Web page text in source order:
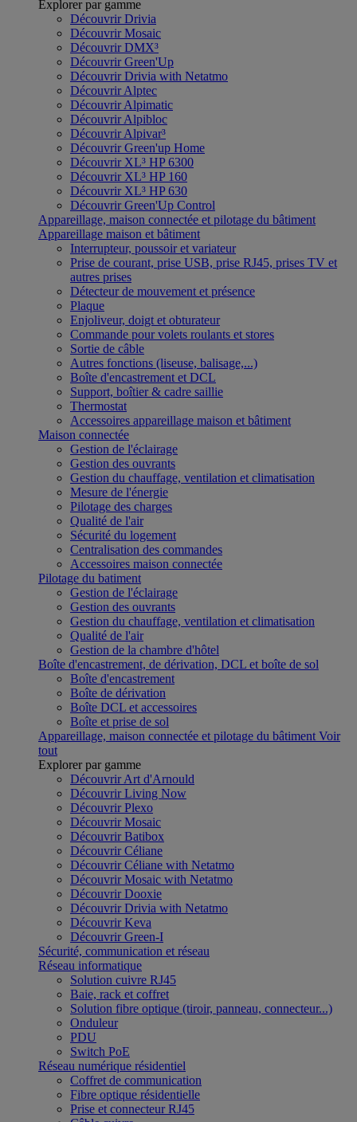
Explorer par gamme
Découvrir Drivia
Découvrir Mosaic
Découvrir DMX³
Découvrir Green'Up
Découvrir Drivia with Netatmo
Découvrir Alptec
Découvrir Alpimatic
Découvrir Alpibloc
Découvrir Alpivar³
Découvrir Green'up Home
Découvrir XL³ HP 6300
Découvrir XL³ HP 160
Découvrir XL³ HP 630
Découvrir Green'Up Control
Appareillage, maison connectée et pilotage du bâtiment
Appareillage maison et bâtiment
Interrupteur, poussoir et variateur
Prise de courant, prise USB, prise RJ45, prises TV et
autres prises
Détecteur de mouvement et présence
Plaque
Enjoliveur, doigt et obturateur
Commande pour volets roulants et stores
Sortie de câble
Autres fonctions (liseuse, balisage,...)
Boîte d'encastrement et DCL
Support, boîtier & cadre saillie
Thermostat
Accessoires appareillage maison et bâtiment
Maison connectée
Gestion de l'éclairage
Gestion des ouvrants
Gestion du chauffage, ventilation et climatisation
Mesure de l'énergie
Pilotage des charges
Qualité de l'air
Sécurité du logement
Centralisation des commandes
Accessoires maison connectée
Pilotage du batiment
Gestion de l'éclairage
Gestion des ouvrants
Gestion du chauffage, ventilation et climatisation
Qualité de l'air
Gestion de la chambre d'hôtel
Boîte d'encastrement, de dérivation, DCL et boîte de sol
Boîte d'encastrement
Boîte de dérivation
Boîte DCL et accessoires
Boîte et prise de sol
Appareillage, maison connectée et pilotage du bâtiment Voir
tout
Explorer par gamme
Découvrir Art d'Arnould
Découvrir Living Now
Découvrir Plexo
Découvrir Mosaic
Découvrir Batibox
Découvrir Céliane
Découvrir Céliane with Netatmo
Découvrir Mosaic with Netatmo
Découvrir Dooxie
Découvrir Drivia with Netatmo
Découvrir Keva
Découvrir Green-I
Sécurité, communication et réseau
Réseau informatique
Solution cuivre RJ45
Baie, rack et coffret
Solution fibre optique (tiroir, panneau, connecteur...)
Onduleur
PDU
Switch PoE
Réseau numérique résidentiel
Coffret de communication
Fibre optique résidentielle
Prise et connecteur RJ45